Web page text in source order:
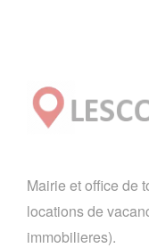
Mairie et office de
locations de
immobilieres).